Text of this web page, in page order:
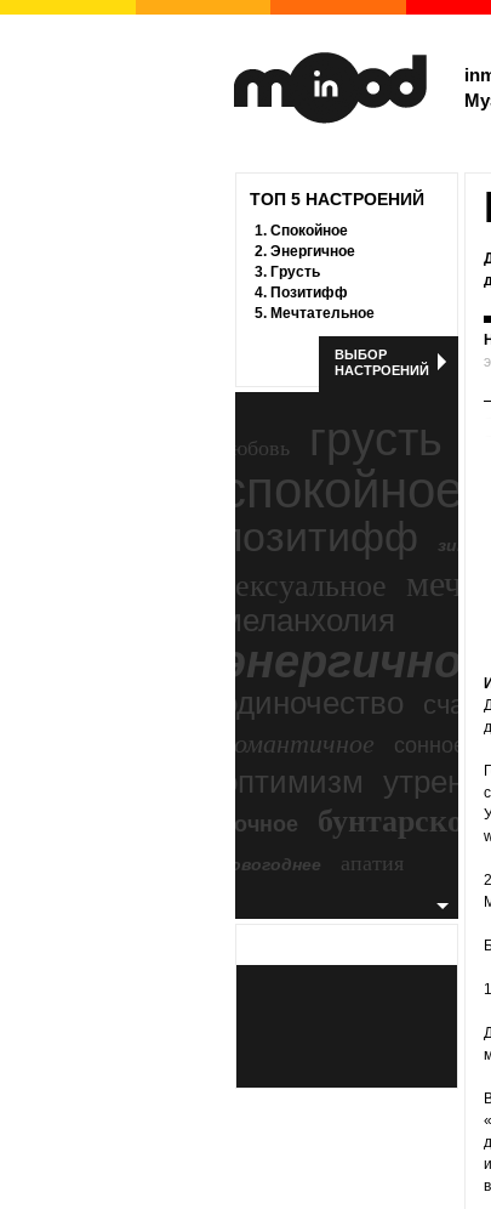
ТОП 5 НАСТРОЕНИЙ
1. Спокойное
2. Энергичное
3. Грусть
4. Позитифф
5. Мечтательное
ВЫБОР
НАСТРОЕНИЙ
любовь грусть
спокойное
позитифф
сексуальное
меланхолия
энергичное
одиночество
романтичное сонное
оптимизм
ночное бунтарское
новогоднее
апатия